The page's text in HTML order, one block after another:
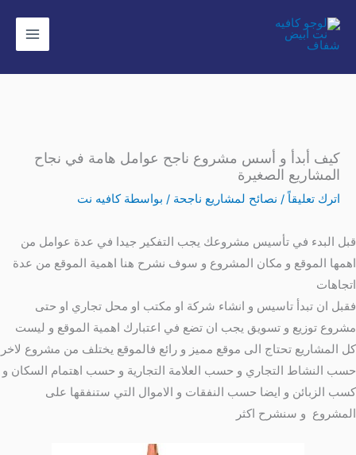
إلى
المحتوى
كيف أبدأ و أسس مشروع ناجح عوامل هامة في نجاح
المشاريع الصغيرة
اترك تعليقاً / نصائح لمشاريع ناجحة / بواسطة كافيه نت
قبل البدء في تأسيس مشروعك يجب التفكير جيدا في عدة عوامل من
اهمها الموقع و مكان المشروع و سوف نشرح هنا اهمية الموقع من عدة
اتجاهات
فقبل ان تبدأ تاسيس و انشاء شركة او مكتب او محل تجاري او حتى
مشروع توزيع و تسويق يجب ان تضع في اعتبارك اهمية الموقع و ليست
كل المشاريع تحتاج الى موقع مميز و رائع فالموقع يختلف من مشروع لاخر
حسب النشاط التجاري و حسب العلامة التجارية و حسب اهتمام السكان و
كسب الزبائن و ايضا حسب النفقات و الاموال التي ستنفقها على
المشروع و سنشرح اكثر